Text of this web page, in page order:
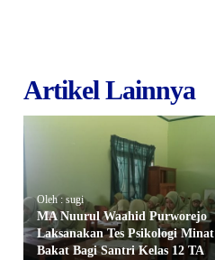
Artikel Lainnya
Oleh : sugi
MA Nuurul Waahid Purworejo
Laksanakan Tes Psikologi Minat
Bakat Bagi Santri Kelas 12 TA